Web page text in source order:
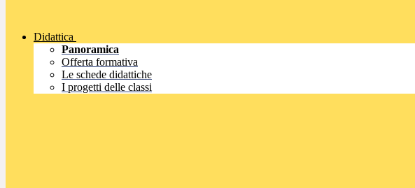
Didattica
Panoramica
Offerta formativa
Le schede didattiche
I progetti delle classi